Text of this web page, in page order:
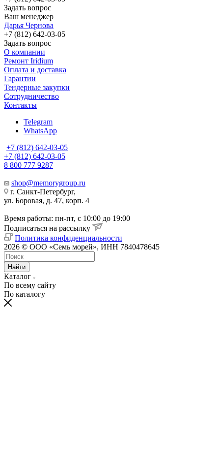
Задать вопрос
Ваш менеджер
Дарья Чернова
+7 (812) 642-03-05
Задать вопрос
О компании
Ремонт Iridium
Оплата и доставка
Гарантии
Тендерные закупки
Сотрудничество
Контакты
Telegram
WhatsApp
+7 (812) 642-03-05
+7 (812) 642-03-05
8 800 777 9287
shop@memorygroup.ru
г. Санкт-Петербург,
ул. Боровая, д. 47, корп. 4
Время работы: пн-пт, с 10:00 до 19:00
Подписаться на рассылку
Политика конфиденциальности
2026 © ООО «Семь морей», ИНН 7840478645
Найти
Каталог
По всему сайту
По каталогу